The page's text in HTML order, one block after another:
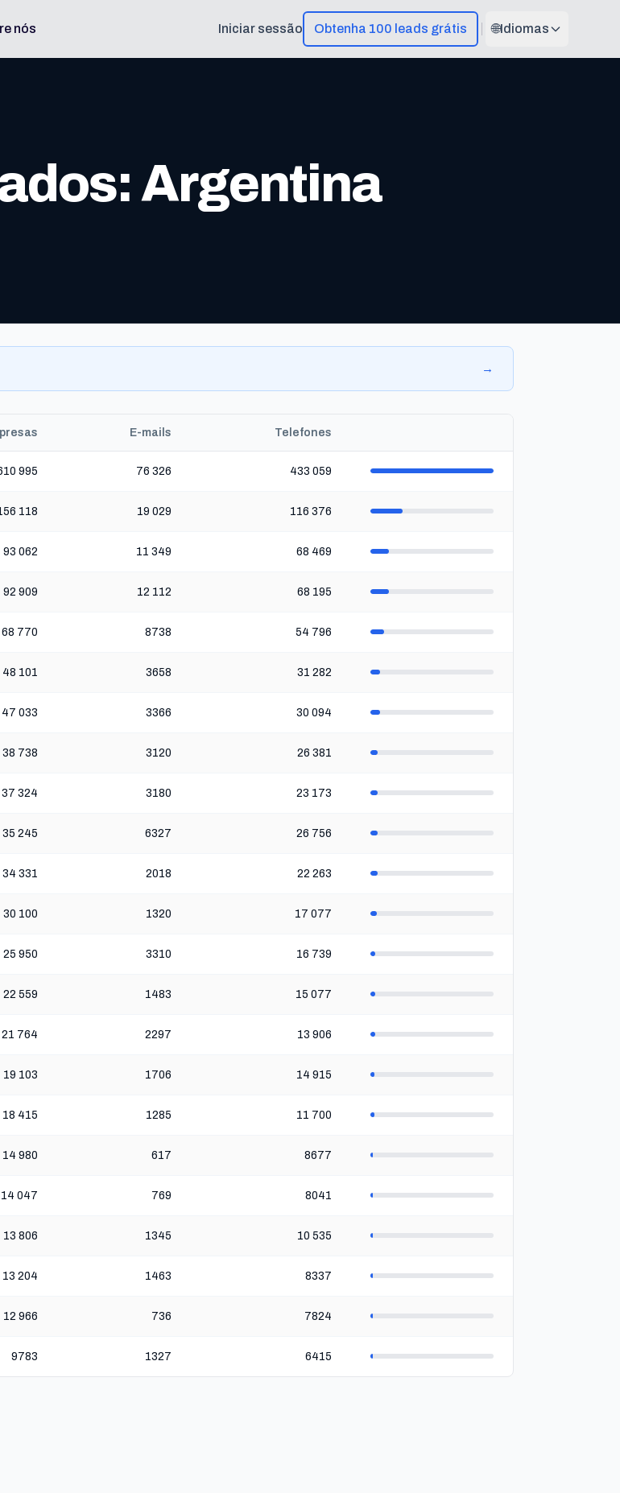
nós Iniciar sessão Obtenha 100 leads grátis 🌐Idiomas
Argentina
→
E-mails Telefones
995 76 326 433 059
118 19 029 116 376
93 062 11 349 68 469
92 909 12 112 68 195
68 770 8738 54 796
48 101 3658 31 282
47 033 3366 30 094
38 738 3120 26 381
37 324 3180 23 173
35 245 6327 26 756
34 331 2018 22 263
30 100 1320 17 077
25 950 3310 16 739
22 559 1483 15 077
21 764 2297 13 906
19 103 1706 14 915
18 415 1285 11 700
14 980 617 8677
14 047 769 8041
13 806 1345 10 535
13 204 1463 8337
12 966 736 7824
9783 1327 6415